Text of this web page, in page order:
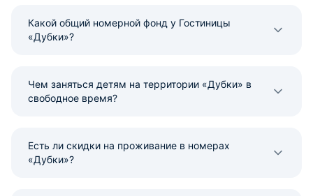
Какой общий номерной фонд у Гостиницы
«Дубки»?
Чем заняться детям на территории «Дубки» в
свободное время?
Есть ли скидки на проживание в номерах
«Дубки»?